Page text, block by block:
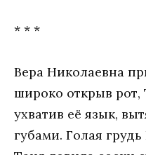
* * *
Вера Николаевна
широко открыв рот,
ухватив её язык,
губами. Голая